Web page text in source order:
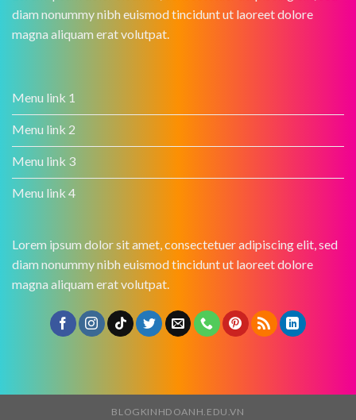
diam nonummy nibh euismod tincidunt ut laoreet dolore
magna aliquam erat volutpat.
Menu link 1
Menu link 2
Menu link 3
Menu link 4
Lorem ipsum dolor sit amet, consectetuer adipiscing elit, sed
diam nonummy nibh euismod tincidunt ut laoreet dolore
magna aliquam erat volutpat.
BLOGKINHDOANH.EDU.VN